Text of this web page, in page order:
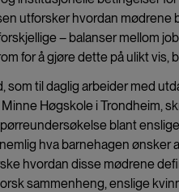
utforsker hvordan
– balanser mellom
for å gjøre dette på ulikt vis,
som til daglig arbeider med
Høgskole i Trondheim,
blant
hva barnehagen ønsker
hvordan disse mødrene
sammenheng, enslige